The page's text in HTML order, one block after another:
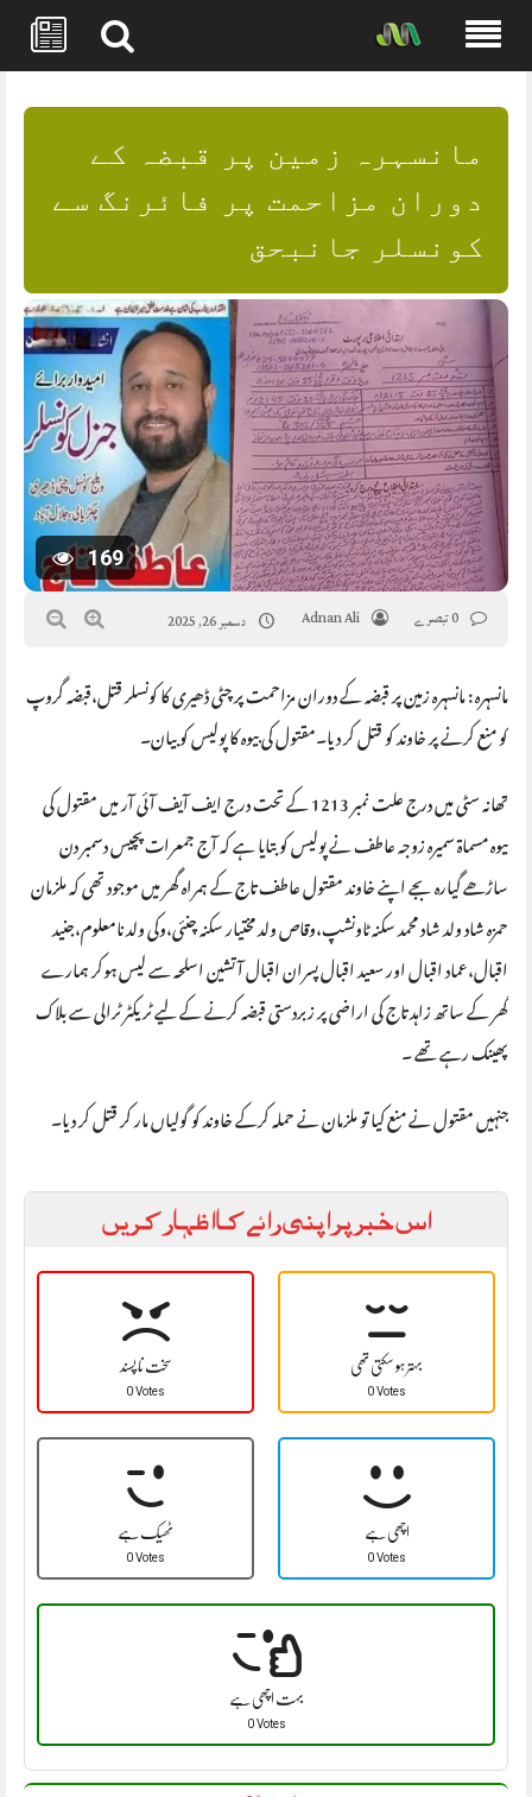
content
مانسہرہ زمین پر قبضہ کے
دوران مزاحمت پر فائرنگ سے
کونسلر جانبحق
169
Adnan Ali دسمبر 26, 2025
مانسہرہ : مانسہرہ زمین پر قبضہ کے دوران مزاحمت پر چٹی ڈھیری کا کونسلر قتل،قبضہ گروپ
کو منع کرنے پر خاوند کو قتل کر دیا۔مقتول کی بیوہ کا پولیس کو بیان۔
تھانہ سٹی میں درج علت نمبر 1213 کے تحت درج ایف آیف آئی آر میں مقتول کی
بیوہ مسماة سمیرہ زوجہ عاطف نے پولیس کو بتایا ہے کہ آج جمعرات پچیس دسمبر دن
ساڑھے گیارہ بجے اپنے خاوند مقتول عاطف تاج کے ہمراہ گھر میں موجود تھی کہ ملزمان
حمزہ شاد ولد شاد محمد سکنہ ٹاونشپ،وقاص ولد مختیار سکنہ چنئی،وکی ولد نامعلوم،جنید
اقبال،عماد اقبال اور سعید اقبال پسران اقبال آتشین اسلحہ سے لیس ہوکر ہمارے
گھر کے ساتھ زاہد تاج کی اراضی پر زبردستی قبضہ کرنے کے لیے ٹریکٹر ٹرالی سے بلاک
پھینک رہے تھے ۔
جنہیں مقتول نے منع کیا تو ملزمان نے حملہ کرکے خاوند کو گولیاں مار کر قتل کر دیا۔
اس خبر پر اپنی رائے کا اظہار کریں
سخت نا پسند
0 Votes
بہتر ہو سکتی تھی
0 Votes
ٹھیک ہے
0 Votes
اچھی ہے
0 Votes
بہت اچھی ہے
0 Votes